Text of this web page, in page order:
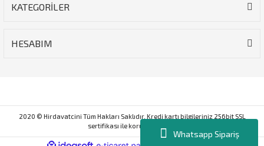
Whatsapp Sipariş
KATEGORİLER
HESABIM
2020 © Hirdavatcini Tüm Hakları Saklıdır. Kredi kartı bilgileriniz 256bit SSL
sertifikası ile korunmaktadır.